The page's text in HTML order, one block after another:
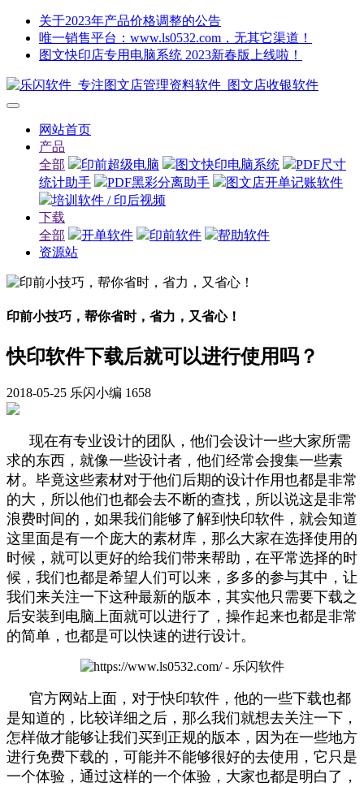
关于2023年产品价格调整的公告
唯一销售平台：www.ls0532.com，无其它渠道！
图文快印店专用电脑系统 2023新春版上线啦！
网站首页
产品
全部
印前超级电脑 图文快印电脑系统
PDF尺寸
统计助手
PDF黑彩分离助手
图文店开单记账软件
培训软件 / 印后视频
下载
全部
开单软件 印前软件
帮助软件
资源站
印前小技巧，帮你省时，省力，又省心！
快印软件下载后就可以进行使用吗？
2018-05-25 乐闪小编 1658
现在有专业设计的团队，他们会设计一些大家所需
求的东西，就像一些设计者，他们经常会搜集一些素
材。毕竟这些素材对于他们后期的设计作用也都是非常
的大，所以他们也都会去不断的查找，所以说这是非常
浪费时间的，如果我们能够了解到快印软件，就会知道
这里面是有一个庞大的素材库，那么大家在选择使用的
时候，就可以更好的给我们带来帮助，在平常选择的时
候，我们也都是希望人们可以来，多多的参与其中，让
我们来关注一下这种最新的版本，其实他只需要下载之
后安装到电脑上面就可以进行了，操作起来也都是非常
的简单，也都是可以快速的进行设计。
官方网站上面，对于快印软件，他的一些下载也都
是知道的，比较详细之后，那么我们就想去关注一下，
怎样做才能够让我们买到正规的版本，因为在一些地方
进行免费下载的，可能并不能够很好的去使用，它只是
一个体验，通过这样的一个体验，大家也都是明白了，